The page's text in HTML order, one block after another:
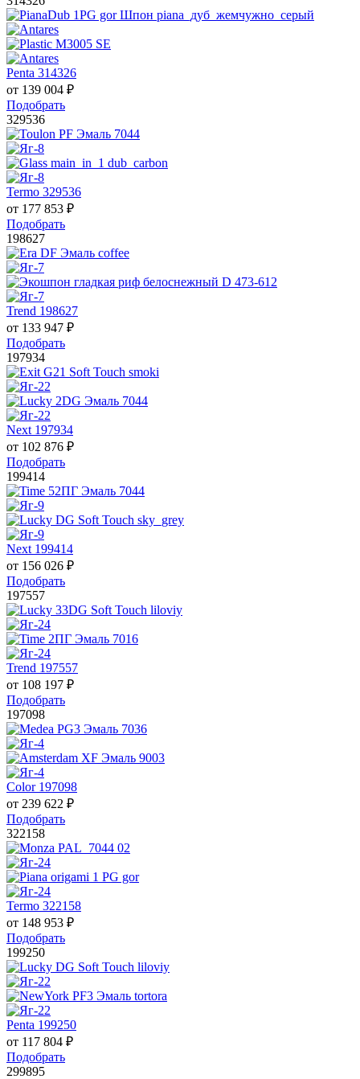
Penta 314326
от 139 004 ₽
Подобрать
329536
Termo 329536
от 177 853 ₽
Подобрать
198627
Trend 198627
от 133 947 ₽
Подобрать
197934
Next 197934
от 102 876 ₽
Подобрать
199414
Next 199414
от 156 026 ₽
Подобрать
197557
Trend 197557
от 108 197 ₽
Подобрать
197098
Color 197098
от 239 622 ₽
Подобрать
322158
Termo 322158
от 148 953 ₽
Подобрать
199250
Penta 199250
от 117 804 ₽
Подобрать
299895